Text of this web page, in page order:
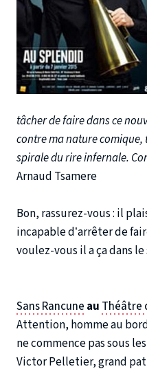
tâcher de faire dans ce
contre ma nature
spirale du rire infernale.
Arnaud Tsamere
Bon, rassurez-vous : il
incapable d’arrêter de
voulez-vous il a ça dans le
Sans Rancune au Théâtre
Attention, homme au
ne commence pas sous
Victor Pelletier, grand